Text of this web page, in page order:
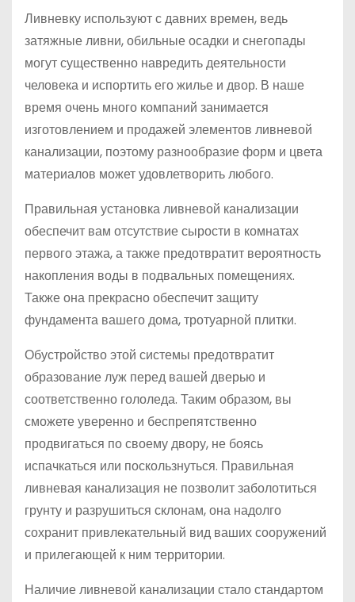
Ливневку используют с давних времен, ведь
затяжные ливни, обильные осадки и снегопады
могут существенно навредить деятельности
человека и испортить его жилье и двор. В наше
время очень много компаний занимается
изготовлением и продажей элементов ливневой
канализации, поэтому разнообразие форм и цвета
материалов может удовлетворить любого.
Правильная установка ливневой канализации
обеспечит вам отсутствие сырости в комнатах
первого этажа, а также предотвратит вероятность
накопления воды в подвальных помещениях.
Также она прекрасно обеспечит защиту
фундамента вашего дома, тротуарной плитки.
Обустройство этой системы предотвратит
образование луж перед вашей дверью и
соответственно гололеда. Таким образом, вы
сможете уверенно и беспрепятственно
продвигаться по своему двору, не боясь
испачкаться или поскользнуться. Правильная
ливневая канализация не позволит заболотиться
грунту и разрушиться склонам, она надолго
сохранит привлекательный вид ваших сооружений
и прилегающей к ним территории.
Наличие ливневой канализации стало стандартом